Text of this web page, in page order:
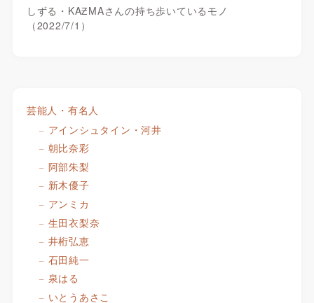
しずる・KAƵMAさんの持ち歩いているモノ
（2022/7/1）
芸能人・有名人
アインシュタイン・河井
朝比奈彩
阿部朱梨
新木優子
アンミカ
生田衣梨奈
井桁弘恵
石田純一
泉はる
いとうあさこ